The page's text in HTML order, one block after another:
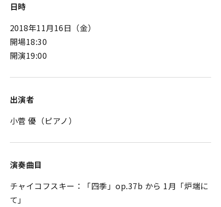
日時
2018年11月16日（金）
開場18:30
開演19:00
出演者
小菅 優（ピアノ）
演奏曲目
チャイコフスキー：「四季」op.37b から 1月「炉端に
て」